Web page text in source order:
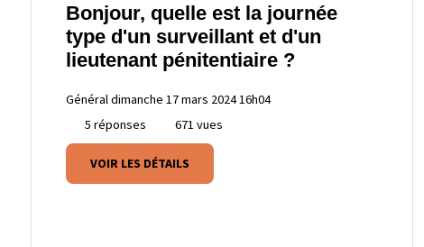
Bonjour, quelle est la journée
type d'un surveillant et d'un
lieutenant pénitentiaire ?
Général dimanche 17 mars 2024 16h04
5 réponses
671 vues
VOIR LES DÉTAILS